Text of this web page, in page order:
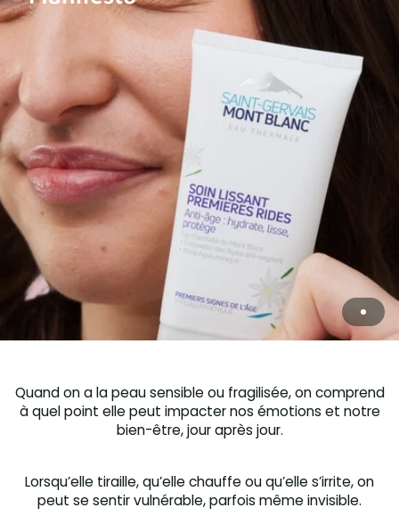
Quand on a la peau sensible ou fragilisée, on comprend
à quel point elle peut impacter nos émotions et notre
bien-être, jour après jour.
Lorsqu’elle tiraille, qu’elle chauffe ou qu’elle s’irrite, on
peut se sentir vulnérable, parfois même invisible.